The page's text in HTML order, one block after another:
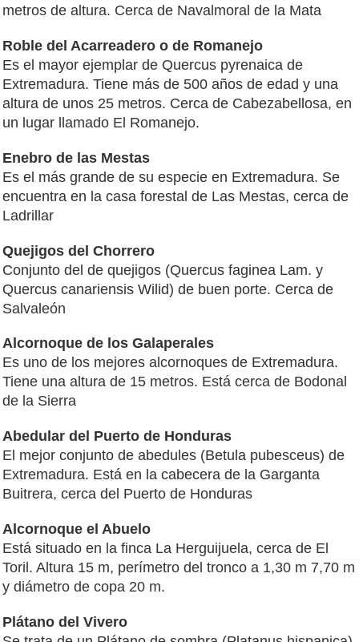
metros de altura. Cerca de Navalmoral de la Mata
Roble del Acarreadero o de Romanejo
Es el mayor ejemplar de Quercus pyrenaica de
Extremadura. Tiene más de 500 años de edad y una
altura de unos 25 metros. Cerca de Cabezabellosa, en
un lugar llamado El Romanejo.
Enebro de las Mestas
Es el más grande de su especie en Extremadura. Se
encuentra en la casa forestal de Las Mestas, cerca de
Ladrillar
Quejigos del Chorrero
Conjunto del de quejigos (Quercus faginea Lam. y
Quercus canariensis Wilid) de buen porte. Cerca de
Salvaleón
Alcornoque de los Galaperales
Es uno de los mejores alcornoques de Extremadura.
Tiene una altura de 15 metros. Está cerca de Bodonal
de la Sierra
Abedular del Puerto de Honduras
El mejor conjunto de abedules (Betula pubesceus) de
Extremadura. Está en la cabecera de la Garganta
Buitrera, cerca del Puerto de Honduras
Alcornoque el Abuelo
Está situado en la finca La Herguijuela, cerca de El
Toril. Altura 15 m, perímetro del tronco a 1,30 m 7,70 m
y diámetro de copa 20 m.
Plátano del Vivero